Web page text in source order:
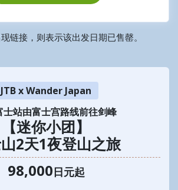
链接，则表示该出发日期已售罄。
JTB x Wander Japan
士站由富士宫路线前往剑峰
【迷你小团】
2天1夜登山之旅
98,000日元起